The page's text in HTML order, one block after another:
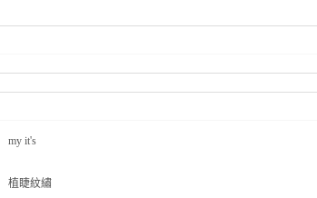
my it's
植睫紋繡